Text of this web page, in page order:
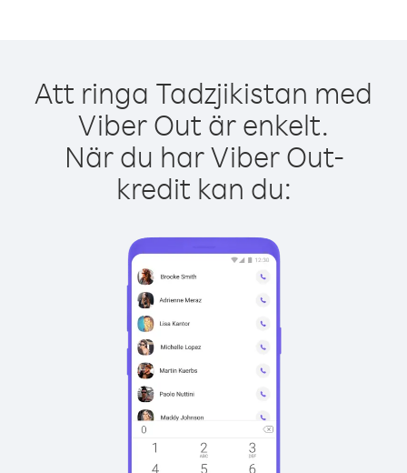
Att ringa Tadzjikistan med
Viber Out är enkelt.
När du har Viber Out-
kredit kan du: